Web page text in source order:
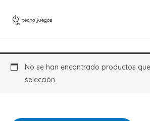
No se han encontrado productos
selección.